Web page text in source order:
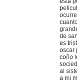
de
es
oscar
coño
al
a mi